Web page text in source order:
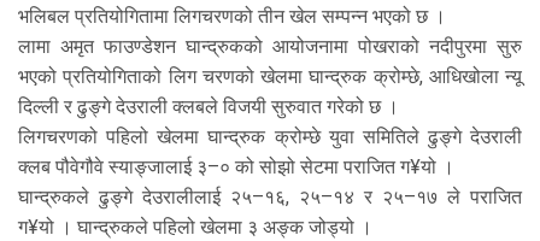
भलिबल प्रतियोगितामा लिगचरणको तीन खेल सम्पन्न भएको छ ।
लामा अमृत फाउण्डेशन घान्द्रुकको आयोजनामा पोखराको नदीपुरमा सुरु
भएको प्रतियोगिताको लिग चरणको खेलमा घान्द्रुक क्रोम्छे, आधिखोला न्यू
दिल्ली र ढुङ्गे देउराली क्लबले विजयी सुरुवात गरेको छ ।
लिगचरणको पहिलो खेलमा घान्द्रुक क्रोम्छे युवा समितिले ढुङ्गे देउराली
क्लब पौवेगौवे स्याङ्जालाई ३–० को सोझो सेटमा पराजित ग¥यो ।
घान्द्रुकले ढुङ्गे देउरालीलाई २५–१६, २५–१४ र २५–१७ ले पराजित
ग¥यो । घान्द्रुकले पहिलो खेलमा ३ अङ्क जोड्यो ।